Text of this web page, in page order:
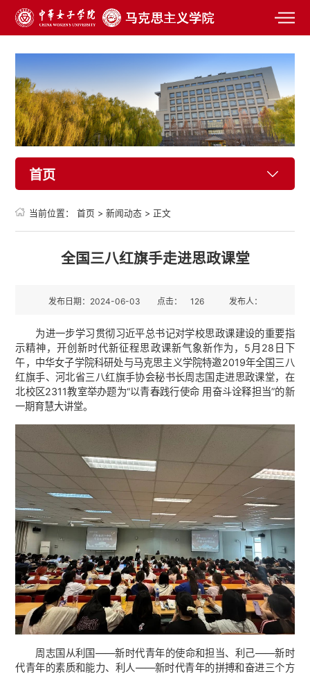
首页
当前位置：首页 >新闻动态 > 正文
全国三八红旗手走进思政课堂
发布日期：2024-06-03 点击： 126 发布人：
为进一步学习贯彻习近平总书记对学校思政课建设的重要指
示精神，开创新时代新征程思政课新气象新作为，5月28日下
午，中华女子学院科研处与马克思主义学院特邀2019年全国三八
红旗手、河北省三八红旗手协会秘书长周志国走进思政课堂，在
北校区2311教室举办题为“以青春践行使命 用奋斗诠释担当”的新
一期育慧大讲堂。
周志国从利国——新时代青年的使命和担当、利己——新时
代青年的素质和能力、利人——新时代青年的拼搏和奋进三个方